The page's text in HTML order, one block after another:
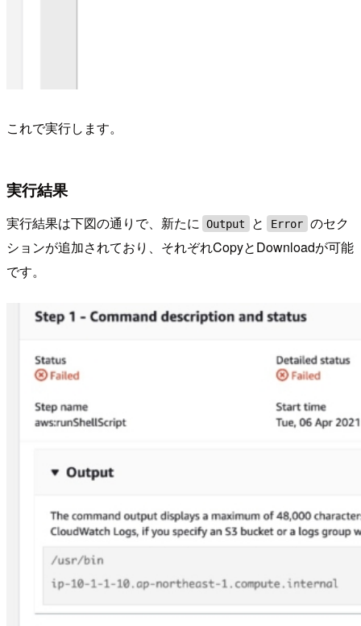
これで実行します。
実行結果
実行結果は下図の通りで、新たに Output と Error のセク
ションが追加されており、それぞれCopyとDownloadが可能
です。